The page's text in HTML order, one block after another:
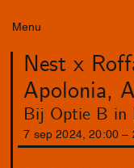
Menu
Nest x
Apolonia,
Bij Optie B in
7 sep 2024 ,20 :00